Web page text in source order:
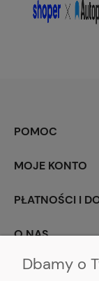
POMOC
MOJE KONTO
PŁATNOŚCI I
O NAS
Dbamy o